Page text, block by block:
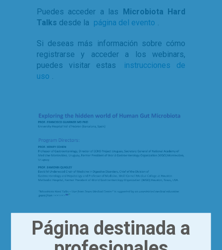
Puedes acceder a las Microbiota Hard
Talks desde la página del evento .
Si deseas más información sobre cómo
registrarse y acceder a los webinars,
puedes visitar estas
instrucciones de
uso .
Página destinada a